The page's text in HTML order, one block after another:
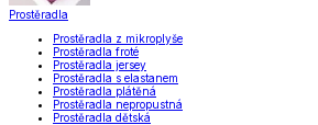
Prostěradla
Prostěradla z mikroplyše
Prostěradla froté
Prostěradla jersey
Prostěradla s elastanem
Prostěradla plátěná
Prostěradla nepropustná
Prostěradla dětská